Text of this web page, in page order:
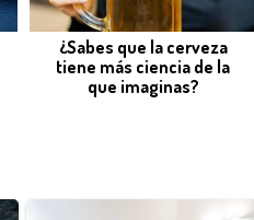
¿Sabes que la cerveza
tiene más ciencia de la
que imaginas?